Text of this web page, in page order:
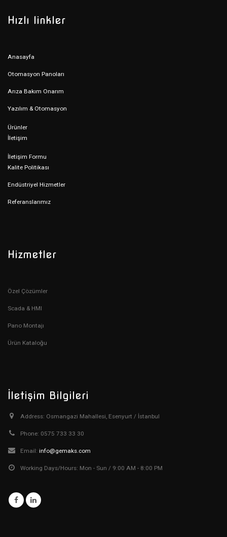
Hızlı linkler
Anasayfa
Otomasyon Panoları
Arıza Bakım Onarım
Yazılım & Otomasyon
Ürünler
İletişim
İletişim Formu
Kalite Politikası
Endüstriyel Hizmetler
Referanslarımız
Hizmetler
Özel Çözümler
Scada & HMI
Pano Montajı
Ürün Kataloğu
İletişim Bilgileri
Address: Osmangazi Mahallesi, Esenyurt / İstanbul
Phone: 0575 733 33 30
Email: info@gemaks.com
Working Days/Hours: Mon - Sun / 9:00 AM - 8:00 PM